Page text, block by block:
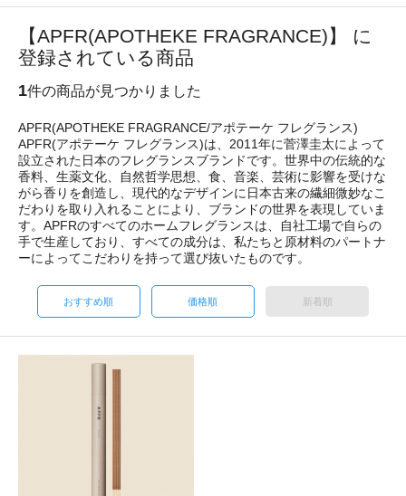
【APFR(APOTHEKE FRAGRANCE)】 に
登録されている商品
1件の商品が見つかりました
APFR(APOTHEKE FRAGRANCE/アポテーケ フレグランス)
APFR(アポテーケ フレグランス)は、2011年に菅澤圭太によって
設立された日本のフレグランスブランドです。世界中の伝統的な
香料、生薬文化、自然哲学思想、食、音楽、芸術に影響を受けな
がら香りを創造し、現代的なデザインに日本古来の繊細微妙なこ
だわりを取り入れることにより、ブランドの世界を表現していま
す。APFRのすべてのホームフレグランスは、自社工場で自らの
手で生産しており、すべての成分は、私たちと原材料のパートナ
ーによってこだわりを持って選び抜いたものです。
おすすめ順 価格順 新着順